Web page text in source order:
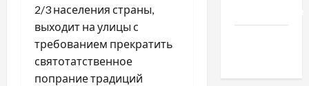
2/3 населения страны,
выходит на улицы с
требованием прекратить
святотатственное
попрание традиций